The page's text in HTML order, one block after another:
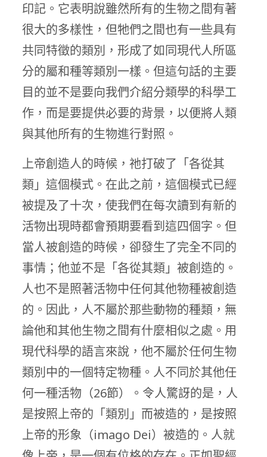
印記。它表明說雖然所有的生物之間有著
很大的多樣性，但牠們之間也有一些具有
共同特徵的類別，形成了如同現代人所區
分的屬和種等類別一樣。但這句話的主要
目的並不是要向我們介紹分類學的科學工
作，而是要提供必要的背景，以便將人類
與其他所有的生物進行對照。
上帝創造人的時候，祂打破了「各從其
類」這個模式。在此之前，這個模式已經
被提及了十次，使我們在每次讀到有新的
活物出現時都會預期要看到這四個字。但
當人被創造的時候，卻發生了完全不同的
事情；他並不是「各從其類」被創造的。
人也不是照著活物中任何其他物種被創造
的。因此，人不屬於那些動物的種類，無
論他和其他生物之間有什麼相似之處。用
現代科學的語言來說，他不屬於任何生物
類別中的一個特定物種。人不同於其他任
何一種活物（26節）。令人驚訝的是，人
是按照上帝的「類別」而被造的，是按照
上帝的形象（imago Dei）被造的。人就